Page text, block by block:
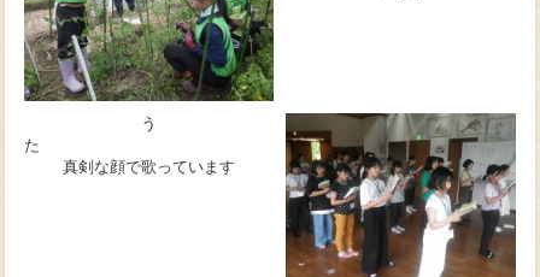
う
た
真剣な顔で歌っています